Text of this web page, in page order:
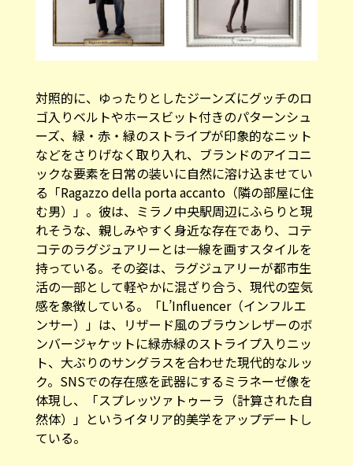
ゴ入りベルトやホースビット付きのパターンシュ
ーズ、緑・赤・緑のストライプが印象的なニット
などをさりげなく取り入れ、ブランドのアイコニ
ックな要素を日常の装いに自然に溶け込ませてい
る「Ragazzo della porta accanto（隣の部屋に住
む男）」。彼は、ミラノ中央駅周辺にふらりと現
れそうな、親しみやすく身近な存在であり、コテ
コテのラグジュアリーとは一線を画すスタイルを
持っている。その姿は、ラグジュアリーが都市生
活の一部として軽やかに混ざり合う、現代の空気
感を象徴している。「L’Influencer（インフルエ
ンサー）」は、リザード風のブラウンレザーのボ
ンバージャケットに緑赤緑のストライプ入りニッ
ト、大ぶりのサングラスを合わせた現代的なルッ
ク。SNSでの存在感を武器にするミラネーゼ像を
体現し、「スプレッツァトゥーラ（計算された自
然体）」というイタリア的美学をアップデートし
ている。